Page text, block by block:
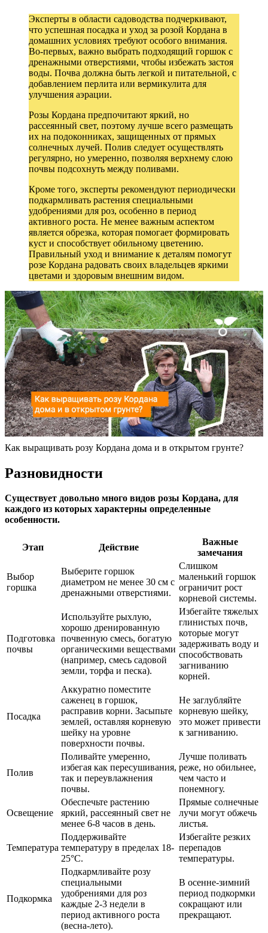
Эксперты в области садоводства подчеркивают,
что успешная посадка и уход за розой Кордана в
домашних условиях требуют особого внимания.
Во-первых, важно выбрать подходящий горшок с
дренажными отверстиями, чтобы избежать застоя
воды. Почва должна быть легкой и питательной, с
добавлением перлита или вермикулита для
улучшения аэрации.
Розы Кордана предпочитают яркий, но
рассеянный свет, поэтому лучше всего размещать
их на подоконниках, защищенных от прямых
солнечных лучей. Полив следует осуществлять
регулярно, но умеренно, позволяя верхнему слою
почвы подсохнуть между поливами.
Кроме того, эксперты рекомендуют периодически
подкармливать растения специальными
удобрениями для роз, особенно в период
активного роста. Не менее важным аспектом
является обрезка, которая помогает формировать
куст и способствует обильному цветению.
Правильный уход и внимание к деталям помогут
розе Кордана радовать своих владельцев яркими
цветами и здоровым внешним видом.
Как выращивать розу Кордана дома и в открытом грунте?
Разновидности
Существует довольно много видов розы Кордана, для
каждого из которых характерны определенные
особенности.
Этап Действие
Важные
замечания
Выбор
горшка
Выберите горшок
диаметром не менее 30 см с
дренажными отверстиями.
Слишком
маленький горшок
ограничит рост
корневой системы.
Подготовка
почвы
Используйте рыхлую,
хорошо дренированную
почвенную смесь, богатую
органическими веществами
(например, смесь садовой
земли, торфа и песка).
Избегайте тяжелых
глинистых почв,
которые могут
задерживать воду и
способствовать
загниванию
корней.
Посадка
Аккуратно поместите
саженец в горшок,
расправив корни. Засыпьте
землей, оставляя корневую
шейку на уровне
поверхности почвы.
Не заглубляйте
корневую шейку,
это может привести
к загниванию.
Полив
Поливайте умеренно,
избегая как пересушивания,
так и переувлажнения
почвы.
Лучше поливать
реже, но обильнее,
чем часто и
понемногу.
Освещение
Обеспечьте растению
яркий, рассеянный свет не
менее 6-8 часов в день.
Прямые солнечные
лучи могут обжечь
листья.
Температура
Поддерживайте
температуру в пределах 18-
25°C.
Избегайте резких
перепадов
температуры.
Подкормка
Подкармливайте розу
специальными
удобрениями для роз
каждые 2-3 недели в
период активного роста
(весна-лето).
В осенне-зимний
период подкормки
сокращают или
прекращают.